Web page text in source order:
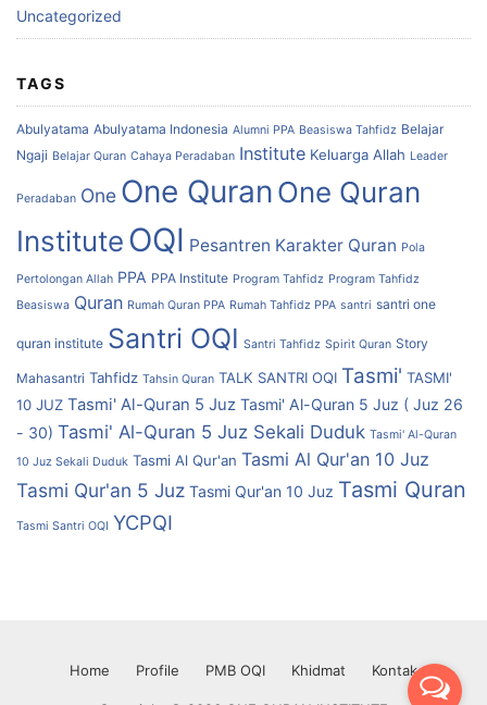
Uncategorized
TAGS
Abulyatama Abulyatama Indonesia Alumni PPA Beasiswa Tahfidz Belajar
Ngaji Belajar Quran Cahaya Peradaban Institute Keluarga Allah Leader
Peradaban One One QuranOne Quran
InstituteOQI Pesantren Karakter Quran Pola
Pertolongan Allah PPA PPA Institute Program Tahfidz Program Tahfidz
Beasiswa Quran Rumah Quran PPA Rumah Tahfidz PPA santri santri one
quran institute Santri OQI Santri Tahfidz Spirit Quran Story
Mahasantri Tahfidz Tahsin Quran TALK SANTRI OQI Tasmi' TASMI'
10 JUZ Tasmi' Al-Quran 5 Juz Tasmi' Al-Quran 5 Juz ( Juz 26
- 30) Tasmi' Al-Quran 5 Juz Sekali Duduk Tasmi' Al-Quran
10 Juz Sekali Duduk Tasmi Al Qur'an Tasmi Al Qur'an 10 Juz
Tasmi Qur'an 5 Juz Tasmi Qur'an 10 Juz Tasmi Quran
Tasmi Santri OQI YCPQI
Home Profile PMB OQI Khidmat Kontak